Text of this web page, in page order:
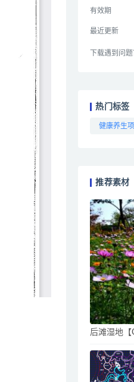
有效期
最近更新
下载遇到问
热门标签
健康养生
推荐素材
后滩湿地【